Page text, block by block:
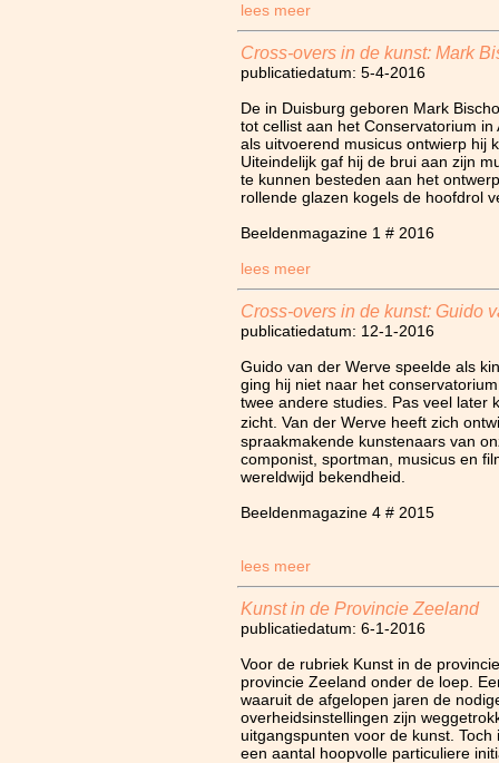
lees meer
Cross-overs in de kunst: Mark
publicatiedatum: 5-4-2016
De in Duisburg geboren Mark
tot cellist aan het Conservatorium
als uitvoerend musicus ontwierp hij
Uiteindelijk gaf hij de brui aan zijn
te kunnen besteden aan het
rollende glazen kogels de hoofdrol
Beeldenmagazine 1 # 2016
lees meer
Cross-overs in de kunst: Guido
publicatiedatum: 12-1-2016
Guido van der Werve speelde als
ging hij niet naar het
twee andere studies. Pas veel later
zicht. Van der Werve heeft zich
spraakmakende kunstenaars van
componist, sportman, musicus en
wereldwijd bekendheid.
Beeldenmagazine 4 # 2015
lees meer
Kunst in de Provincie Zeeland
publicatiedatum: 6-1-2016
Voor de rubriek Kunst in de
provincie Zeeland onder de loep.
waaruit de afgelopen jaren de
overheidsinstellingen zijn
uitgangspunten voor de kunst.
een aantal hoopvolle particuliere